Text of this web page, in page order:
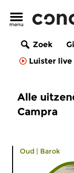
Zoek
Luister live
Alle
Campra
Oud | Barok